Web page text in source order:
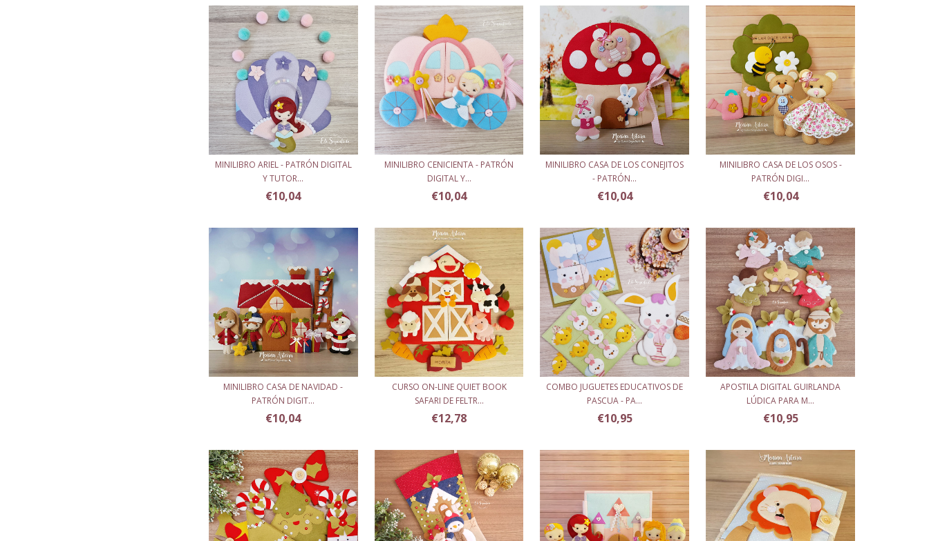
MINILIBRO ARIEL - PATRÓN DIGITAL
Y TUTOR...
€10,04
MINILIBRO CENICIENTA - PATRÓN
DIGITAL Y...
€10,04
MINILIBRO CASA DE LOS CONEJITOS
- PATRÓN...
€10,04
MINILIBRO CASA DE LOS OSOS -
PATRÓN DIGI...
€10,04
MINILIBRO CASA DE NAVIDAD -
PATRÓN DIGIT...
€10,04
CURSO ON-LINE QUIET BOOK
SAFARI DE FELTR...
€12,78
COMBO JUGUETES EDUCATIVOS DE
PASCUA - PA...
€10,95
APOSTILA DIGITAL GUIRLANDA
LÚDICA PARA M...
€10,95